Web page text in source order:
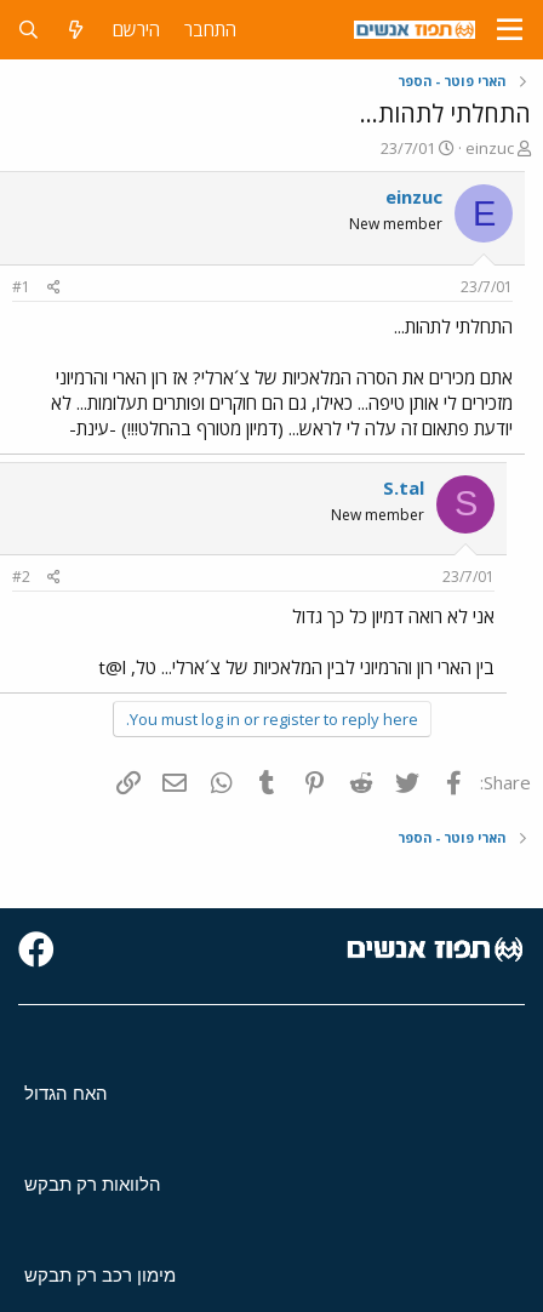
התחבר הירשם
הארי פוטר - הספר
התחלתי לתהות...
פ
ו
ת
ח
ה
ש
א
einzuc
פ
ו
ר
ם
ר
23/7/01
E
einzuc
New member
23/7/01
#1
התחלתי לתהות...
אתם מכירים את הסרה המלאכיות של צ´ארלי? אז רון הארי והרמיוני
מזכירים לי אותן טיפה... כאילו, גם הם חוקרים ופותרים תעלומות... לא
יודעת פתאום זה עלה לי לראש... (דמיון מטורף בהחלט!!!) -עינת-
S
S.tal
New member
23/7/01
#2
אני לא רואה דמיון כל כך גדול
בין הארי רון והרמיוני לבין המלאכיות של צ´ארלי... טל, t@l
You must log in or register to reply here.
Share: פייסבוק Twitter
Reddit
Pinterest
Tumblr
WhatsAppדואר אלקטרוני
הארי פוטר - הספר
האח הגדול
הלוואות רק תבקש
מימון רכב רק תבקש